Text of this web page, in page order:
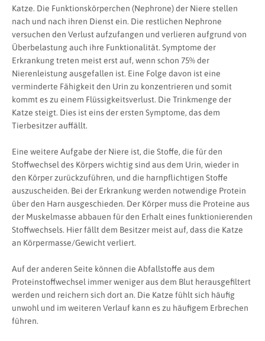
Katze. Die Funktionskörperchen (Nephrone) der Niere stellen
nach und nach ihren Dienst ein. Die restlichen Nephrone
versuchen den Verlust aufzufangen und verlieren aufgrund von
Überbelastung auch ihre Funktionalität. Symptome der
Erkrankung treten meist erst auf, wenn schon 75% der
Nierenleistung ausgefallen ist. Eine Folge davon ist eine
verminderte Fähigkeit den Urin zu konzentrieren und somit
kommt es zu einem Flüssigkeitsverlust. Die Trinkmenge der
Katze steigt. Dies ist eins der ersten Symptome, das dem
Tierbesitzer auffällt.
Eine weitere Aufgabe der Niere ist, die Stoffe, die für den
Stoffwechsel des Körpers wichtig sind aus dem Urin, wieder in
den Körper zurückzuführen, und die harnpflichtigen Stoffe
auszuscheiden. Bei der Erkrankung werden notwendige Protein
über den Harn ausgeschieden. Der Körper muss die Proteine aus
der Muskelmasse abbauen für den Erhalt eines funktionierenden
Stoffwechsels. Hier fällt dem Besitzer meist auf, dass die Katze
an Körpermasse/Gewicht verliert.
Auf der anderen Seite können die Abfallstoffe aus dem
Proteinstoffwechsel immer weniger aus dem Blut herausgefiltert
werden und reichern sich dort an. Die Katze fühlt sich häufig
unwohl und im weiteren Verlauf kann es zu häufigem Erbrechen
führen.